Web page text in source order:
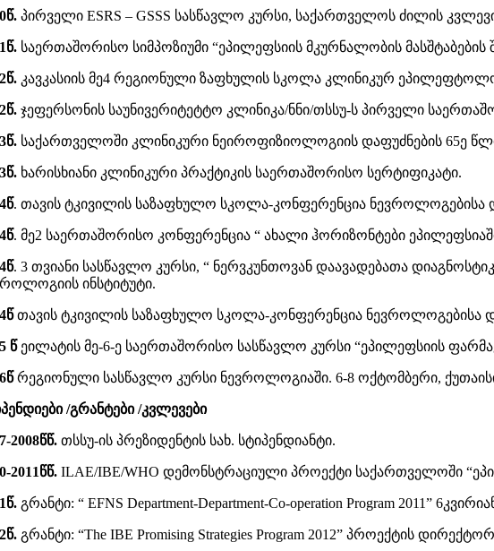
წ. პირველი ESRS – GSSS სასწავლო კურსი, საქართველოს ძილის
წ. საერთაშორისო სიმპოზიუმი “ეპილეფსიის მკურნალობის
წ. კავკასიის მე4 რეგიონული ზაფხულის სკოლა კლინიკურ
წ.ჯეფერსონის საუნივერიტეტტო კლინიკა/ნნი/თსსუ-ს პირველი
წ.საქართველოში კლინიკური ნეიროფიზიოლოგიის დაფუძნების 65ე
წ.ხარისხიანი კლინიკური პრაქტიკის საერთაშორისო სერტიფიკატი.
წ. თავის ტკივილის საზაფხულო სკოლა-კონფერენცია ნევროლოგებისა
წ. მე2 საერთაშორისო კონფერენცია “ ახალი ჰორიზონტები
წ. 3 თვიანი სასწავლო კურსი, “ ნერვკუნთოვან დაავადებათა
ინსტიტუტი.
თავის ტკივილის საზაფხულო სკოლა-კონფერენცია ნევროლოგებისა
წ ეილატის მე-6-ე საერთაშორისო სასწავლო კურსი “ეპილეფსიის
რეგიონული სასწავლო კურსი ნევროლოგიაში. 6-8 ოქტომბერი,
/გრანტები /კვლევები
2008წწ.თსსუ-ის პრეზიდენტის სახ. სტიპენდიანტი.
2011წწ. ILAE/IBE/WHO დემონსტრაციული პროექტი საქართველოში
წ. გრანტი: “ EFNS Department-Department-Co-operation Program 2011”
წ. გრანტი: “The IBE Promising Strategies Program 2012” პროექტის